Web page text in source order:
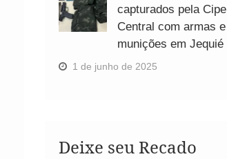
capturados pela Cipe
Central com armas e
munições em Jequié
1 de junho de 2025
Deixe seu Recado